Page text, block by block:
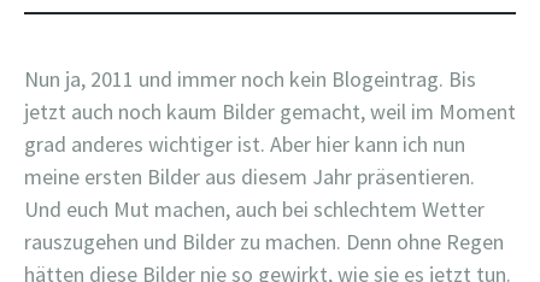
Nun ja, 2011 und immer noch kein Blogeintrag. Bis
jetzt auch noch kaum Bilder gemacht, weil im Moment
grad anderes wichtiger ist. Aber hier kann ich nun
meine ersten Bilder aus diesem Jahr präsentieren.
Und euch Mut machen, auch bei schlechtem Wetter
rauszugehen und Bilder zu machen. Denn ohne Regen
hätten diese Bilder nie so gewirkt, wie sie es jetzt tun.